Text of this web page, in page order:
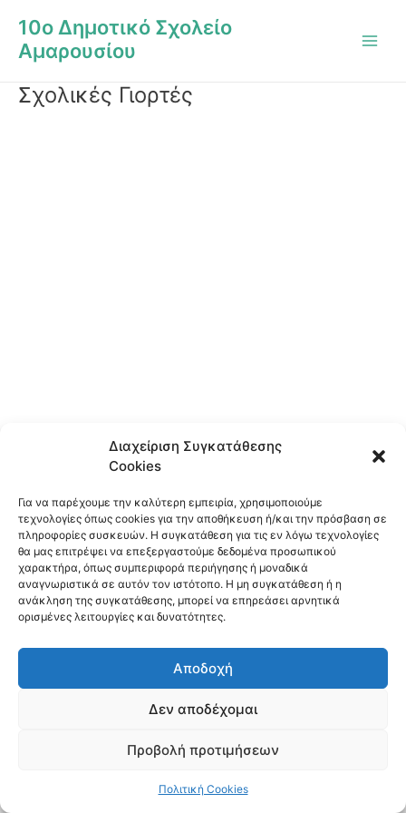
Διαχείριση Συγκατάθεσης
Cookies
Για να παρέχουμε την καλύτερη εμπειρία, χρησιμοποιούμε
τεχνολογίες όπως cookies για την αποθήκευση ή/και την πρόσβαση σε
πληροφορίες συσκευών. Η συγκατάθεση για τις εν λόγω τεχνολογίες
θα μας επιτρέψει να επεξεργαστούμε δεδομένα προσωπικού
χαρακτήρα, όπως συμπεριφορά περιήγησης ή μοναδικά
αναγνωριστικά σε αυτόν τον ιστότοπο. Η μη συγκατάθεση ή η
ανάκληση της συγκατάθεσης, μπορεί να επηρεάσει αρνητικά
ορισμένες λειτουργίες και δυνατότητες.
Αποδοχή
Δεν αποδέχομαι
Προβολή προτιμήσεων
Πολιτική Cookies
στο
περιεχόμενο
10ο Δημοτικό Σχολείο
Αμαρουσίου
Σχολικές Γιορτές